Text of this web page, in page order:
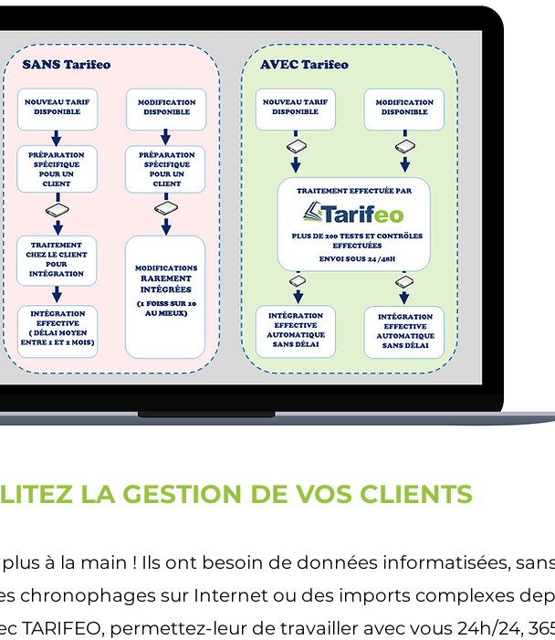
LA GESTION DE VOS CLIENTS
à la main ! Ils ont besoin de données informatisées,
chronophages sur Internet ou des imports complexes
TARIFEO, permettez-leur de travailler avec vous 24h/24,